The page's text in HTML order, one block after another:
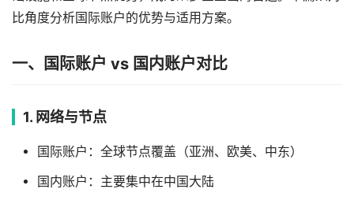
比角度分析国际账户的优势与适用方案。
一、国际账户 vs 国内账户对比
1. 网络与节点
国际账户：全球节点覆盖（亚洲、欧美、中东）
国内账户：主要集中在中国大陆